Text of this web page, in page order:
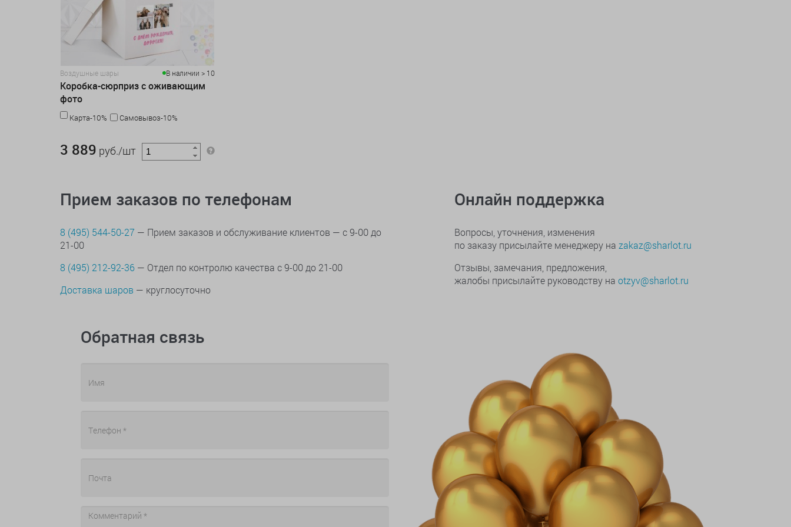
Воздушные шары В наличии > 10
Коробка-сюрприз с оживающим
фото
Карта-10%
Самовывоз-10%
3 889 руб./шт
Прием заказов по телефонам
8 (495) 544-50-27 — Прием заказов и обслуживание клиентов — с 9-00 до
21-00
8 (495) 212-92-36 — Отдел по контролю качества с 9-00 до 21-00
Доставка шаров — круглосуточно
Онлайн поддержка
Вопросы, уточнения, изменения
по заказу присылайте менеджеру на zakaz@sharlot.ru
Отзывы, замечания, предложения,
жалобы присылайте руководству на otzyv@sharlot.ru
Обратная связь